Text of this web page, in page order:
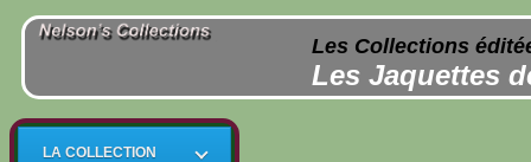
Les Collections
Les Jaquettes
LA COLLECTION